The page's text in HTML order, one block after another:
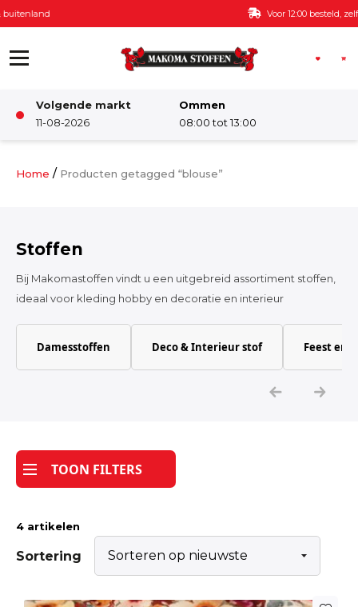
Ga naar de inhoud Voor 12:00 besteld, zelfde dag verzonden
Volgende markt
11-08-2026
Ommen
08:00 tot 13:00
Damesstoffen
Katoen
Tijdpakker stof
Home / Producten getagged “blouse”
Stoffen
Bij Makomastoffen vindt u een uitgebreid assortiment stoffen,
ideaal voor kleding hobby en decoratie en interieur
Damesstoffen Deco & Interieur stof Feest en
TOON FILTERS
4 artikelen
Sortering